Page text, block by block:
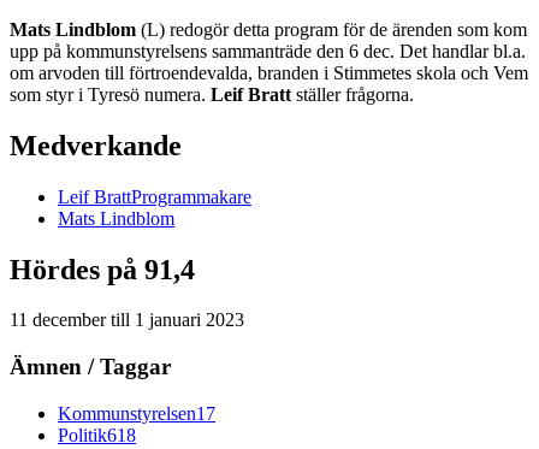
Mats Lindblom (L) redogör detta program för de ärenden som kom
upp på kommunstyrelsens sammanträde den 6 dec. Det handlar bl.a.
om arvoden till förtroendevalda, branden i Stimmetes skola och Vem
som styr i Tyresö numera. Leif Bratt ställer frågorna.
Medverkande
Leif BrattProgrammakare
Mats Lindblom
Hördes på 91,4
11 decembertill 1 januari 2023
Ämnen / Taggar
Kommunstyrelsen17
Politik618